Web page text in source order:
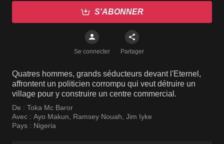
S'ABONNER
Se connecter Partager
Quatres hommes, grands séducteurs devant l'Eternel,
affrontent un politicien corrompu qui veut détruire un
village pour y construire un centre commercial.
De : Toka Mc Baror
Avec : Ayo Makun, Ramsey Nouah, Jim Iyke
Pays : Nigeria